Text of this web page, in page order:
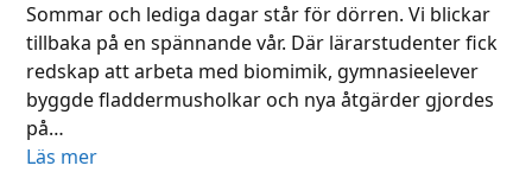
Sommar och lediga dagar står för dörren. Vi blickar
tillbaka på en spännande vår. Där lärarstudenter fick
redskap att arbeta med biomimik, gymnasieelever
byggde fladdermusholkar och nya åtgärder gjordes
på…
Läs mer